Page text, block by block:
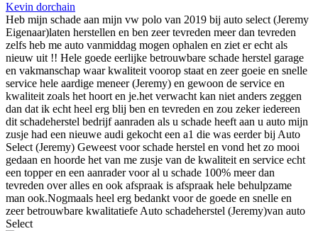
Kevin dorchain
Heb mijn schade aan mijn vw polo van 2019 bij auto select (Jeremy
Eigenaar)laten herstellen en ben zeer tevreden meer dan tevreden
zelfs heb me auto vanmiddag mogen ophalen en ziet er echt als
nieuw uit !! Hele goede eerlijke betrouwbare schade herstel garage
en vakmanschap waar kwaliteit voorop staat en zeer goeie en snelle
service hele aardige meneer (Jeremy) en gewoon de service en
kwaliteit zoals het hoort en je.het verwacht kan niet anders zeggen
dan dat ik echt heel erg blij ben en tevreden en zou zeker iedereen
dit schadeherstel bedrijf aanraden als u schade heeft aan u auto mijn
zusje had een nieuwe audi gekocht een a1 die was eerder bij Auto
Select (Jeremy) Geweest voor schade herstel en vond het zo mooi
gedaan en hoorde het van me zusje van de kwaliteit en service echt
een topper en een aanrader voor al u schade 100% meer dan
tevreden over alles en ook afspraak is afspraak hele behulpzame
man ook.Nogmaals heel erg bedankt voor de goede en snelle en
zeer betrouwbare kwalitatiefe Auto schadeherstel (Jeremy)van auto
Select